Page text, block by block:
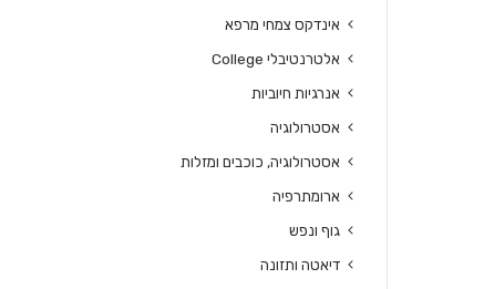
אינדקס צמחי מרפא
אלטרנטיבלי College
אנרגיות חיוביות
אסטרולוגיה
אסטרולוגיה, כוכבים ומזלות
ארומתרפיה
גוף ונפש
דיאטה ותזונה